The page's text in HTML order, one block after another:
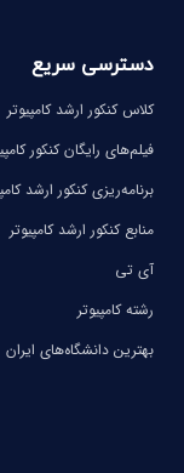
دسترسی سریع
کلاس کنکور ارشد کامپیوتر
فیلم‌های رایگان کنکور
برنامه‌ریزی کنکور ارشد
منابع کنکور ارشد کامپیوتر
آی تی
رشته کامپیوتر
بهترین دانشگاه‌های ایران